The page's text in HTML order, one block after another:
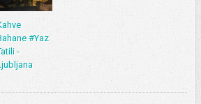
#Yaz
-